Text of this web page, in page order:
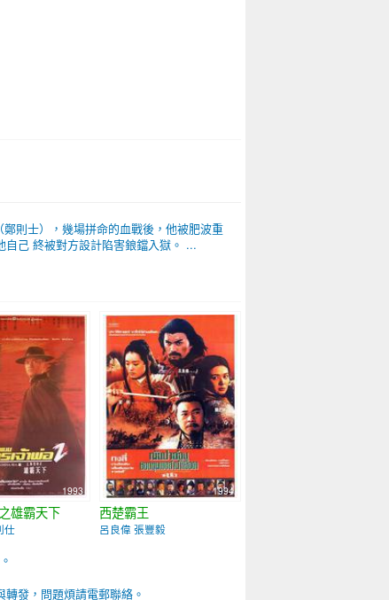
則士），幾場拼命的血戰後，他被肥波重
己 終被對方設計陷害鋃鐺入獄。 ...
1993
雄霸天下
仕
1994
西楚霸王
呂良偉 張豐毅
發，問題煩請電郵聯絡。